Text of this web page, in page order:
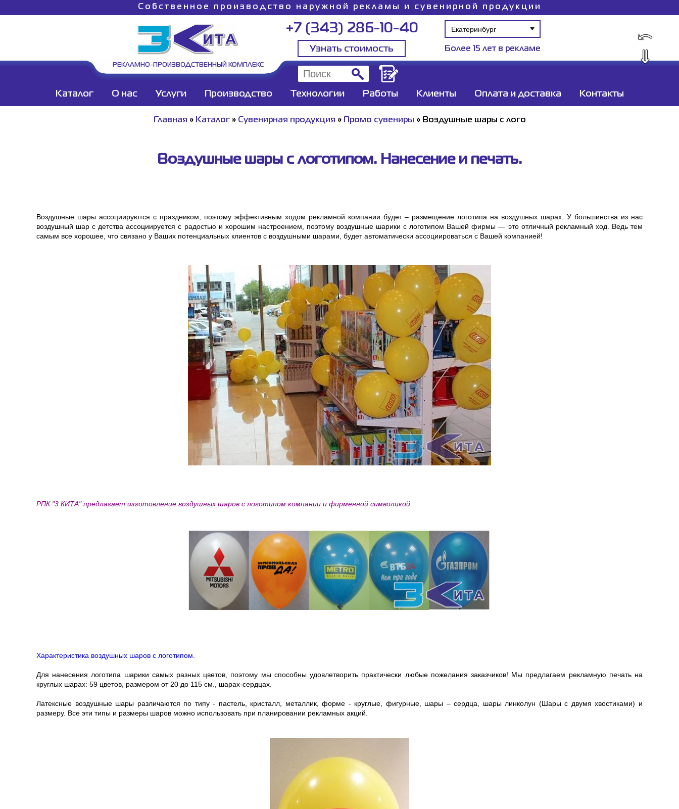
⇓
⤺
Собственное производство наружной рекламы и сувенирной продукции
РЕКЛАМНО-ПРОИЗВОДСТВЕННЫЙ КОМПЛЕКС
+7 (343) 286-10-40
Узнать стоимость Более 15 лет в рекламе
Каталог О нас Услуги Производство Технологии Работы Клиенты Оплата и доставка Контакты
Главная » Каталог» Сувенирная продукция » Промо сувениры » Воздушные шары с лого
Воздушные шары с логотипом. Нанесение и печать.
Воздушные шары ассоциируются с праздником, поэтому эффективным ходом рекламной компании будет – размещение логотипа на воздушных шарах. У большинства из нас
воздушный шар с детства ассоциируется с радостью и хорошим настроением, поэтому воздушные шарики с логотипом Вашей фирмы — это отличный рекламный ход. Ведь тем
самым все хорошее, что связано у Ваших потенциальных клиентов с воздушными шарами, будет автоматически ассоциироваться с Вашей компанией!
РПК "3 КИТА" предлагает изготовление воздушных шаров с логотипом компании и фирменной символикой.
Характеристика воздушных шаров с логотипом.
Для нанесения логотипа шарики самых разных цветов, поэтому мы способны удовлетворить практически любые пожелания заказчиков! Мы предлагаем рекламную печать на
круглых шарах: 59 цветов, размером от 20 до 115 см., шарах-сердцах.
Латексные воздушные шары различаются по типу - пастель, кристалл, металлик, форме - круглые, фигурные, шары – сердца, шары линколун (Шары с двумя хвостиками) и
размеру. Все эти типы и размеры шаров можно использовать при планировании рекламных акций.